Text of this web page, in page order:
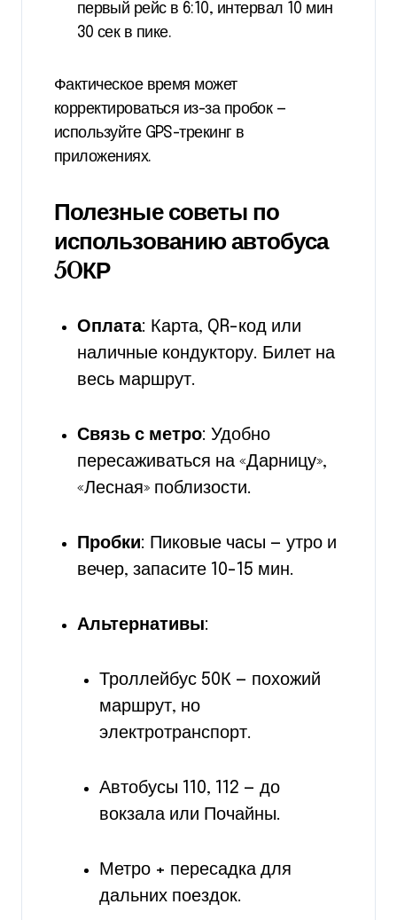
первый рейс в 6:10, интервал 10 мин
30 сек в пике.
Фактическое время может
корректироваться из-за пробок —
используйте GPS-трекинг в
приложениях.
Полезные советы по
использованию автобуса
50КР
Оплата: Карта, QR-код или
наличные кондуктору. Билет на
весь маршрут.
Связь с метро: Удобно
пересаживаться на «Дарницу»,
«Лесная» поблизости.
Пробки: Пиковые часы — утро и
вечер, запасите 10-15 мин.
Альтернативы:
Троллейбус 50К — похожий
маршрут, но
электротранспорт.
Автобусы 110, 112 — до
вокзала или Почайны.
Метро + пересадка для
дальних поездок.